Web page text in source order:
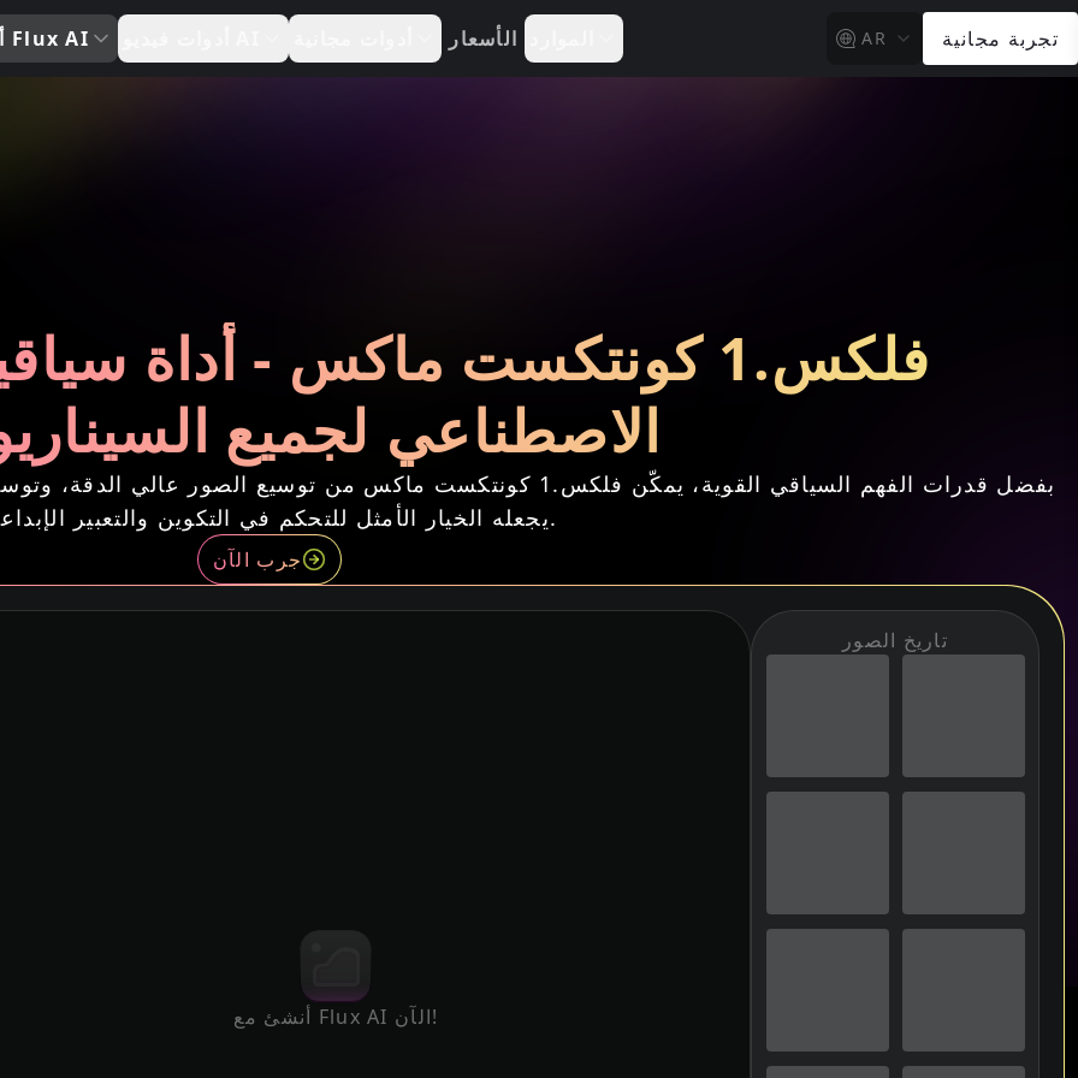
أدوات Flux AI الأسعار AR تجربة مجانية
فلكس.1 كونتكست ماكس - أداة
الاصطناعي لجميع
بفضل قدرات الفهم السياقي القوية، يمكّن فلكس.1 كونتكست ماكس من توسيع
يجعله الخيار الأمثل للتحكم في التكوين والتعبير الإبداعي.
جرب الآن
أنشئ مع Flux AI الآن!
تاريخ الصور